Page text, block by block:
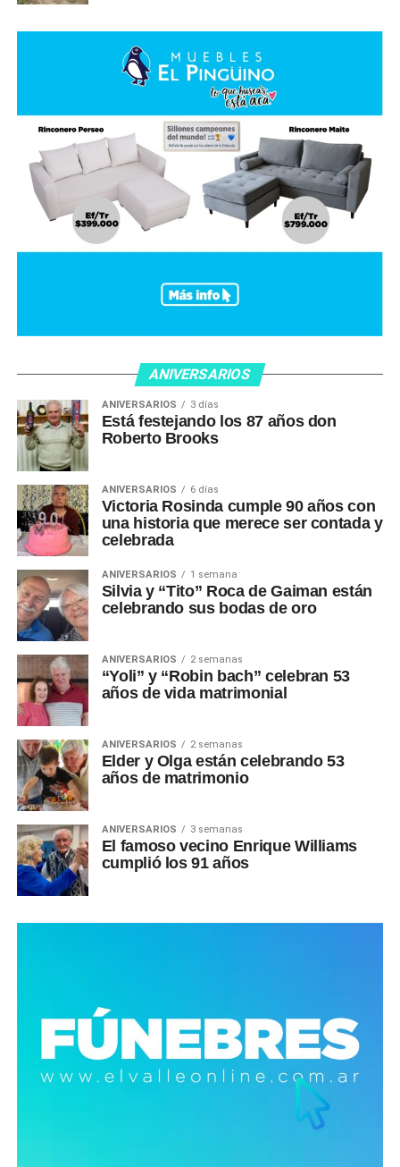
ANIVERSARIOS
ANIVERSARIOS 3 días
Está festejando los 87 años don
Roberto Brooks
ANIVERSARIOS 6 días
Victoria Rosinda cumple 90 años con
una historia que merece ser contada y
celebrada
ANIVERSARIOS 1 semana
Silvia y “Tito” Roca de Gaiman están
celebrando sus bodas de oro
ANIVERSARIOS 2 semanas
“Yoli” y “Robin bach” celebran 53
años de vida matrimonial
ANIVERSARIOS 2 semanas
Elder y Olga están celebrando 53
años de matrimonio
ANIVERSARIOS 3 semanas
El famoso vecino Enrique Williams
cumplió los 91 años